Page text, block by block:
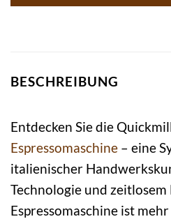
BESCHREIBUNG
Entdecken Sie die
Espressomaschine – eine
italienischer
Technologie und zeitlosem
Espressomaschine ist